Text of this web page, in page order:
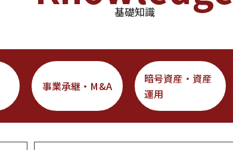
基礎知識
事業承継・M&A
暗号資産・資産
運用